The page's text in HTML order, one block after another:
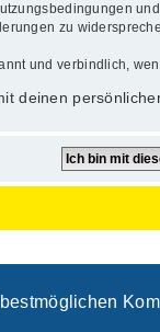
zu
und verbindlich,
deinen